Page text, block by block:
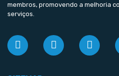
membros, promovendo a melhoria
serviços.